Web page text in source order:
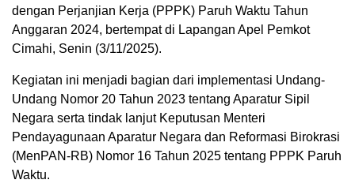
dengan Perjanjian Kerja (PPPK) Paruh Waktu Tahun
Anggaran 2024, bertempat di Lapangan Apel Pemkot
Cimahi, Senin (3/11/2025).
Kegiatan ini menjadi bagian dari implementasi Undang-
Undang Nomor 20 Tahun 2023 tentang Aparatur Sipil
Negara serta tindak lanjut Keputusan Menteri
Pendayagunaan Aparatur Negara dan Reformasi Birokrasi
(MenPAN-RB) Nomor 16 Tahun 2025 tentang PPPK Paruh
Waktu.